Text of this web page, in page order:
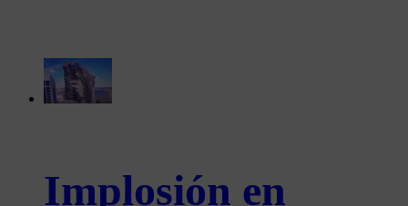
Implosión en